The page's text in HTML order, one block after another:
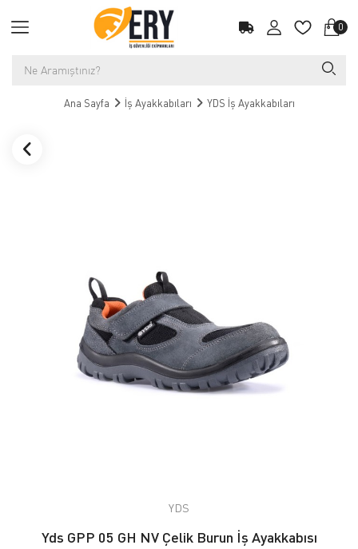
0
Ana Sayfa İş Ayakkabıları YDS İş Ayakkabıları
YDS
Yds GPP 05 GH NV Çelik Burun İş Ayakkabısı